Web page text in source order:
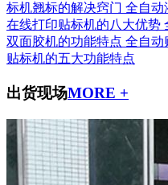
标机翘标的解决窍门 全自动
在线打印贴标机的八大优势
双面胶机的功能特点 全自动
贴标机的五大功能特点
出货现场MORE +